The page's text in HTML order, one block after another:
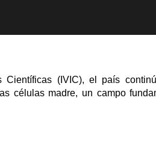
Científicas (IVIC), el país
células madre, un campo